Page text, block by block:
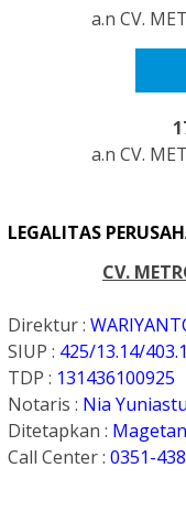
a.n CV.
a.n CV.
LEGALITAS
CV.
Direktur :
SIUP : 425/13.14/
TDP : 131436100925
Notaris : Nia
Ditetapkan :
Call Center : 0351-